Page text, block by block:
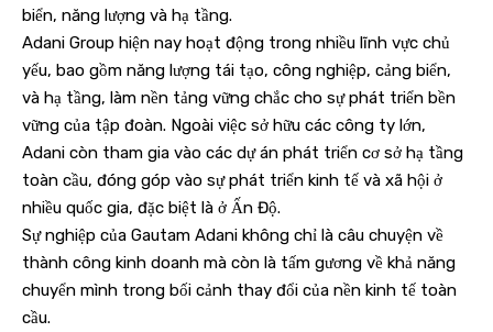
biển, năng lượng và hạ tầng.
Adani Group hiện nay hoạt động trong nhiều lĩnh vực chủ
yếu, bao gồm năng lượng tái tạo, công nghiệp, cảng biển,
và hạ tầng, làm nền tảng vững chắc cho sự phát triển bền
vững của tập đoàn. Ngoài việc sở hữu các công ty lớn,
Adani còn tham gia vào các dự án phát triển cơ sở hạ tầng
toàn cầu, đóng góp vào sự phát triển kinh tế và xã hội ở
nhiều quốc gia, đặc biệt là ở Ấn Độ.
Sự nghiệp của Gautam Adani không chỉ là câu chuyện về
thành công kinh doanh mà còn là tấm gương về khả năng
chuyển mình trong bối cảnh thay đổi của nền kinh tế toàn
cầu.